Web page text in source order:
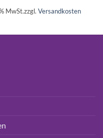
MwSt.zzgl. Versandkosten